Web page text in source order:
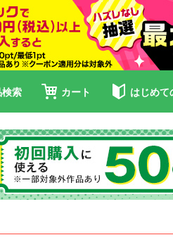
検索 カート はじめて